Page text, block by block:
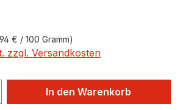
€ / 100 Gramm)
zzgl. Versandkosten
Gib den
In den Warenkorb